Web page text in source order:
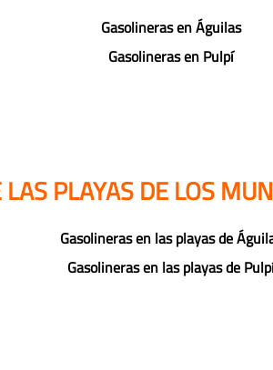
Gasolineras en Águilas
Gasolineras en Pulpí
PLAYAS DE LOS
Gasolineras en las playas de
Gasolineras en las playas de